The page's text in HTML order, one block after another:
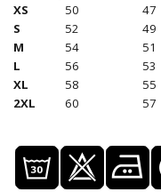
XS
50 47
S
52 49
M
54 51
L
56 53
XL
58 55
2XL
60 57